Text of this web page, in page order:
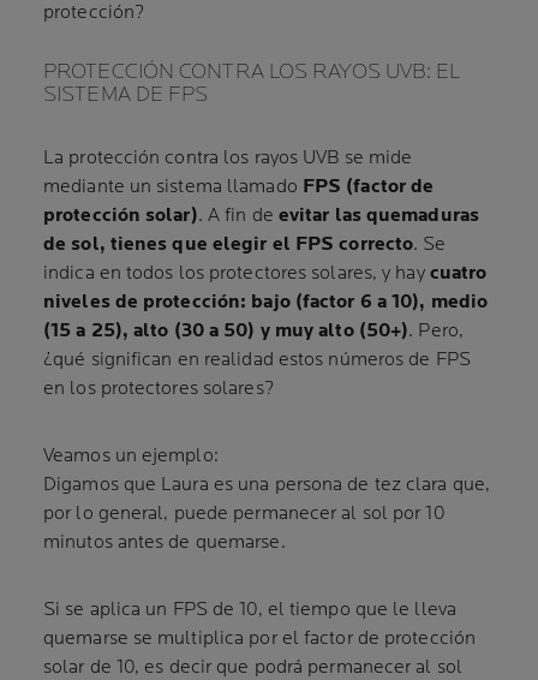
protección?
PROTECCIÓN CONTRA LOS RAYOS UVB: EL
SISTEMA DE FPS
La protección contra los rayos UVB se mide
mediante un sistema llamado FPS (factor de
protección solar). A fin de evitar las quemaduras
de sol, tienes que elegir el FPS correcto. Se
indica en todos los protectores solares, y hay cuatro
niveles de protección: bajo (factor 6 a 10), medio
(15 a 25), alto (30 a 50) y muy alto (50+). Pero,
¿qué significan en realidad estos números de FPS
en los protectores solares?
Veamos un ejemplo:
Digamos que Laura es una persona de tez clara que,
por lo general, puede permanecer al sol por 10
minutos antes de quemarse.
Si se aplica un FPS de 10, el tiempo que le lleva
quemarse se multiplica por el factor de protección
solar de 10, es decir que podrá permanecer al sol